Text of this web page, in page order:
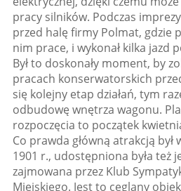
pracy silników. Podczas
przed halę firmy Polmat, gdzie
nim prace, i wykonał kilka jazd
Był to doskonały moment, by
pracach konserwatorskich
się kolejny etap działań, tym
odbudowę wnętrza wagonu.
rozpoczęcia to początek
Co prawda główną atrakcją był
1901 r., udostępniona była też
zajmowana przez Klub
Miejskiego. Jest to ceglany